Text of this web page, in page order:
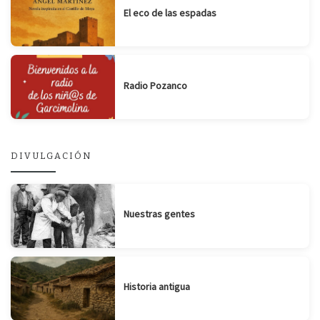
El eco de las espadas
Radio Pozanco
DIVULGACIÓN
Nuestras gentes
Historia antigua